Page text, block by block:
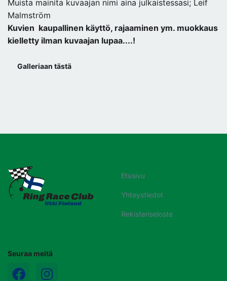
Muista mainita kuvaajan nimi aina julkaistessasi; Leif
Malmström
Kuvien kaupallinen käyttö, rajaaminen ym. muokkaus
kielletty ilman kuvaajan lupaa....!
Galleriaan tästä
Etusivu
Yhteystiedot
Rekisteriseloste
Seuraa meitä